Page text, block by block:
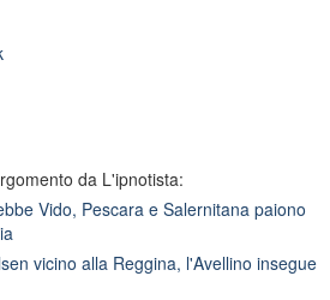
da L'ipnotista:
Vido, Pescara e Salernitana paiono
vicino alla Reggina, l'Avellino insegue